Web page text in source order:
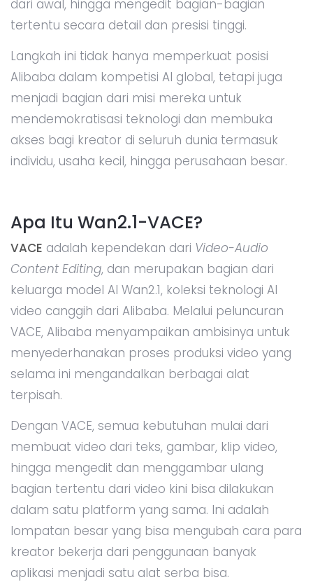
dari awal, hingga mengedit bagian-bagian
tertentu secara detail dan presisi tinggi.
Langkah ini tidak hanya memperkuat posisi
Alibaba dalam kompetisi AI global, tetapi juga
menjadi bagian dari misi mereka untuk
mendemokratisasi teknologi dan membuka
akses bagi kreator di seluruh dunia termasuk
individu, usaha kecil, hingga perusahaan besar.
Apa Itu Wan2.1-VACE?
VACE adalah kependekan dari Video-Audio
Content Editing, dan merupakan bagian dari
keluarga model AI Wan2.1, koleksi teknologi AI
video canggih dari Alibaba. Melalui peluncuran
VACE, Alibaba menyampaikan ambisinya untuk
menyederhanakan proses produksi video yang
selama ini mengandalkan berbagai alat
terpisah.
Dengan VACE, semua kebutuhan mulai dari
membuat video dari teks, gambar, klip video,
hingga mengedit dan menggambar ulang
bagian tertentu dari video kini bisa dilakukan
dalam satu platform yang sama. Ini adalah
lompatan besar yang bisa mengubah cara para
kreator bekerja dari penggunaan banyak
aplikasi menjadi satu alat serba bisa.